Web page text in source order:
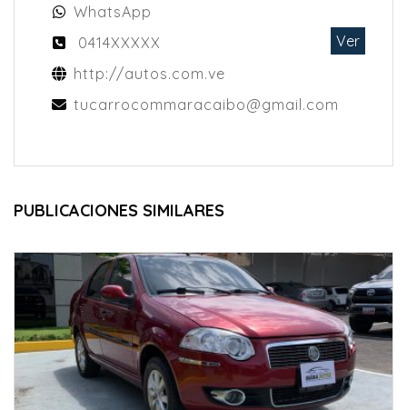
WhatsApp
0414XXXXX
Ver
http://autos.com.ve
tucarrocommaracaibo@gmail.com
PUBLICACIONES SIMILARES